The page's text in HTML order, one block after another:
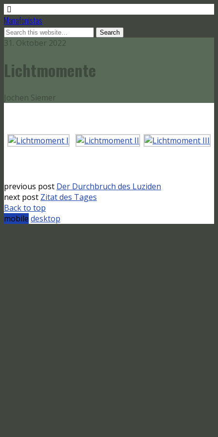
Manafonistas
31. Oktober 2022
Lichtmomente
Jochen Siemer
previous post Der Durchbruch des Luziden
next post Zitat des Tages
Back to top
mobile desktop